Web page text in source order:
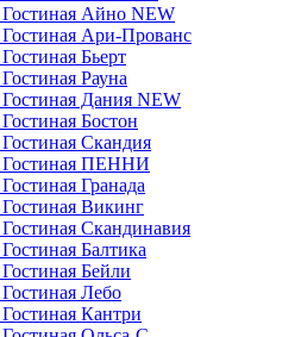
Гостиная Айно NEW
Гостиная Ари-Прованс
Гостиная Бьерт
Гостиная Рауна
Гостиная Дания NEW
Гостиная Бостон
Гостиная Скандия
Гостиная ПЕННИ
Гостиная Гранада
Гостиная Викинг
Гостиная Скандинавия
Гостиная Балтика
Гостиная Бейли
Гостиная Лебо
Гостиная Кантри